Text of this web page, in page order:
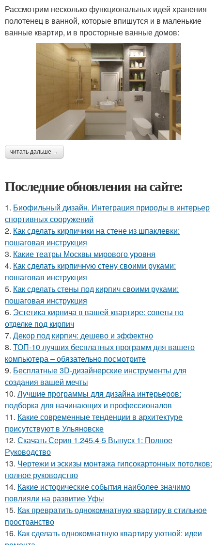
Рассмотрим несколько функциональных идей хранения
полотенец в ванной, которые впишутся и в маленькие
ванные квартир, и в просторные ванные домов:
читать дальше →
Последние обновления на сайте:
1. Биофильный дизайн. Интеграция природы в интерьер
спортивных сооружений
2. Как сделать кирпичики на стене из шпаклевки:
пошаговая инструкция
3. Какие театры Москвы мирового уровня
4. Как сделать кирпичную стену своими руками:
пошаговая инструкция
5. Как сделать стены под кирпич своими руками:
пошаговая инструкция
6. Эстетика кирпича в вашей квартире: советы по
отделке под кирпич
7. Декор под кирпич: дешево и эффектно
8. ТОП-10 лучших бесплатных программ для вашего
компьютера – обязательно посмотрите
9. Бесплатные 3D-дизайнерские инструменты для
создания вашей мечты
10. Лучшие программы для дизайна интерьеров:
подборка для начинающих и профессионалов
11. Какие современные тенденции в архитектуре
присутствуют в Ульяновске
12. Скачать Серия 1.245.4-5 Выпуск 1: Полное
Руководство
13. Чертежи и эскизы монтажа гипсокартонных потолков:
полное руководство
14. Какие исторические события наиболее значимо
повлияли на развитие Уфы
15. Как превратить однокомнатную квартиру в стильное
пространство
16. Как сделать однокомнатную квартиру уютной: идеи